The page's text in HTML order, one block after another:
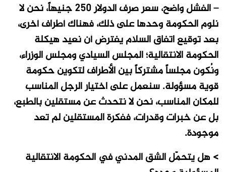
– الفشل واضح، سعر صرف الدولار 250 جنيهاً، نحن لا
نلوم الحكومة وحدها على ذلك، فهناك أطراف أخرى،
بعد توقيع اتفاق السلام يفترض أن نعيد هيكلة
الحكومة الانتقالية؛ المجلس السيادي ومجلس الوزراء،
ونُكون مجلساً مشتركاً بين الأطراف لتكوين حكومة
قوية مسؤولة. سنعمل على اختيار الرجل المناسب
للمكان المناسب، نحن لا نتحدث عن مستقلين بالطبع،
بل عن خبرات وقدرات، ففكرة المستقلين لم تعد
موجودة.
> هل يتحمّل الشق المدني في الحكومة الانتقالية